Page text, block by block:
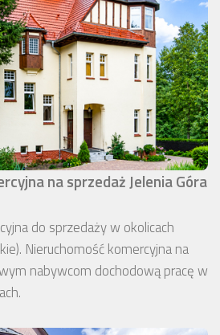
na sprzedaż Jelenia Góra
do sprzedaży w okolicach
Nieruchomość komercyjna na
nabywcom dochodową pracę w